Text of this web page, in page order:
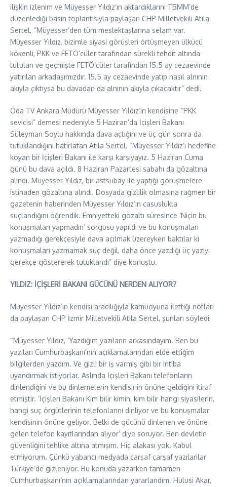
ilişkin izlenim ve Müyesser Yıldız’ın aktardıklarını TBMM’de
düzenlediği basın toplantısıyla paylaşan CHP Milletvekili Atila
Sertel, “Müyesser’den tüm meslektaşlarına selam var.
Müyesser Yıldız, bizimle siyasi görüşleri örtüşmeyen ülkücü
kökenli, PKK ve FETÖ’cüler tarafından sürekli tehdit altında
tutulan ve geçmişte FETÖ’cüler tarafından 15.5 ay cezaevinde
yatırılan arkadaşımızdır. 15.5 ay cezaevinde yatıp nasıl alnının
akıyla çıktıysa bu davadan da alnının akıyla çıkacaktır” dedi.
Oda TV Ankara Müdürü Müyesser Yıldız’ın kendisine “PKK
sevicisi” demesi nedeniyle 5 Haziran’da İçişleri Bakanı
Süleyman Soylu hakkında dava açtığını ve üç gün sonra da
tutuklandığını hatırlatan Atila Sertel, “Müyesser Yıldız’ı hedefine
koyan bir İçişleri Bakanı ile karşı karşıyayız. 5 Haziran Cuma
günü bu dava açıldı. 8 Haziran Pazartesi sabahı da gözaltına
alındı. Müyesser Yıldız, bir astsubay ile yaptığı görüşmelere
istinaden gözaltına alındı. Dosyada gizlilik olmasına rağmen bir
gazetenin haberinden Müyesser Yıldız’ın casuslukla
suçlandığını öğrendik. Emniyetteki gözaltı süresince ‘Niçin bu
konuşmaları yapmadın’ sorgusu yapıldı ve bu konuşmaları
yazmadığı gerekçesiyle dava açılmak üzereyken baktılar ki
konuşmaları yazmamak suç değil, daha önce yazdığı üç yazıyı
gerekçe göstererek tutuklandı” diye konuştu.
YILDIZ: İÇİŞLERİ BAKANI GÜCÜNÜ NERDEN ALIYOR?
Müyesser Yıldız’ın kendisi aracılığıyla kamuoyuna ilettiği notları
da paylaşan CHP İzmir Milletvekili Atila Sertel, şunları söyledi:
“Müyesser Yıldız, ‘Yazdığım yazıların arkasındayım. Ben bu
yazıları Cumhurbaşkanı’nın açıklamalarından elde ettiğim
bilgilerden yazdım. Ve gizli bir iş varmış gibi bir intiba
uyandırmak istiyorlar. Aslında İçişleri Bakanı telefonların
dinlendiğini ve bu dinlemelerin kendisinin önüne geldiğini itiraf
etmiştir. ‘İçişleri Bakanı Kim bilir kimin, kim bilir hangi siyasilerin,
hangi suç örgütlerinin telefonlarını dinliyor ve bu konuşmalar
kendisinin önüne geliyor. Belki de gücünü dinlenen ve önüne
gelen telefon kayıtlarından alıyor’ diye soruyor. Ben devletin
güvenliğini tehlike altına atmışım. Hiç alakası yok. Kabul
etmiyorum. Çünkü yabancı medyada çarşaf çarşaf yazılanlar
Türkiye’de gizleniyor. Bu konuda yazarken tamamen
Cumhurbaşkanı’nın açıklamalarından yararlandım. Hulusi Akar,